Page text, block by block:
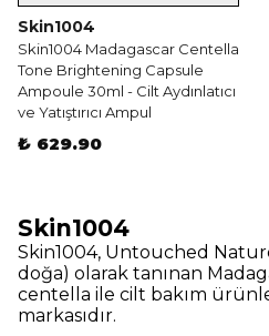
Skin1004
Skin1004 Madagascar Centella
Tone Brightening Capsule
Ampoule 30ml - Cilt Aydınlatıcı
ve Yatıştırıcı Ampul
₺ 629.90
Skin1004
Skin1004, Untouched
doğa) olarak tanınan
centella ile cilt bakım
markasıdır.